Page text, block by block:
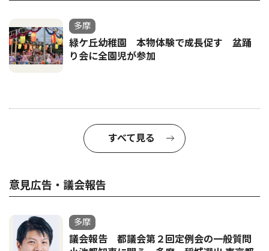
多摩
緑ケ丘幼稚園 本物体験で成長促す 盆踊
り会に全園児が参加
すべて見る
意見広告・議会報告
多摩
議会報告 都議会第２回定例会の一般質問